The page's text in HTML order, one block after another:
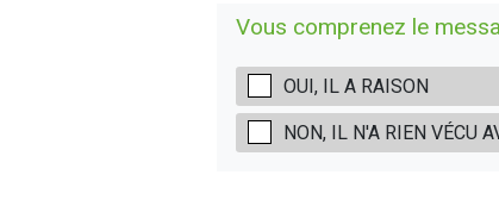
Vous comprenez le
OUI, IL A RAISON
NON, IL N'A RIEN VÉCU